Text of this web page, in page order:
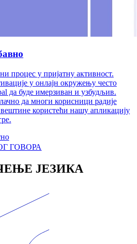
процес у пријатну активност.
у онлајн окружењу често
да буде имерзиван и узбудљив.
да многи корисници радије
вештине користећи нашу апликацију
ГОВОРА
ЈЕЗИКА